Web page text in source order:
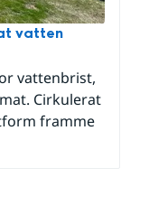
vatten
vattenbrist,
Cirkulerat
framme